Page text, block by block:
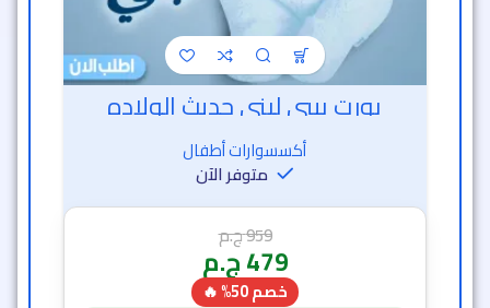
بورت بيبي لبني حديث الولاده
أكسسوارات أطفال
متوفر الآن
959ج.م
479ج.م
خصم 50% 🔥